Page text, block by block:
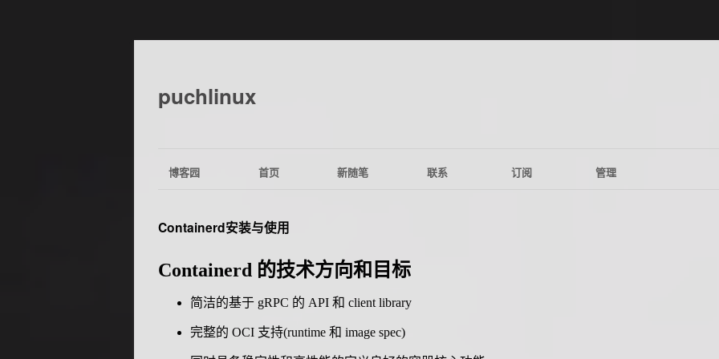
puchlinux
博客园 首页 新随笔 联系 订阅 管理
Containerd安装与使用
Containerd 的技术方向和目标
简洁的基于 gRPC 的 API 和 client library
完整的 OCI 支持(runtime 和 image spec)